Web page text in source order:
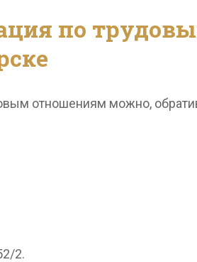
по
отношениям можно,
2.